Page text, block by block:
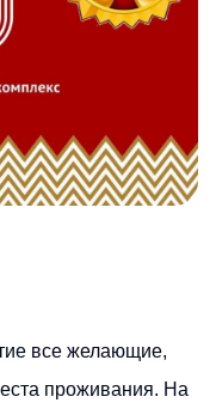
все желающие,
проживания. На